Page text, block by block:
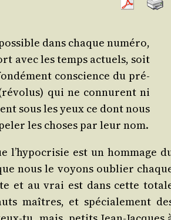
dans chaque numé­ro,
avec les temps actuels, soit
conscience du pré­
qui ne connurent ni
sous les yeux ce dont nous
les choses par leur nom.
est un hom­mage
nous le voyons oublier
et au vrai est dans cette
maîtres, et spé­cia­le­ment